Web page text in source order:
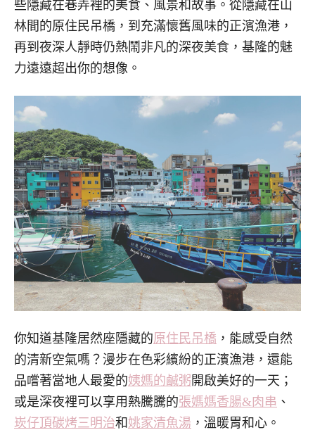
些隱藏在巷弄裡的美食、風景和故事。從隱藏在山
林間的原住民吊橋，到充滿懷舊風味的正濱漁港，
再到夜深人靜時仍熱鬧非凡的深夜美食，基隆的魅
力遠遠超出你的想像。
你知道基隆居然座隱藏的原住民吊橋 ，能感受自然
的清新空氣嗎？漫步在色彩繽紛的正濱漁港，還能
品嚐著當地人最愛的姨媽的鹹粥 開啟美好的一天；
或是深夜裡可以享用熱騰騰的張媽媽香腸&肉串 、
崁仔頂碳烤三明治和 姚家清魚湯 ，溫暖胃和心。